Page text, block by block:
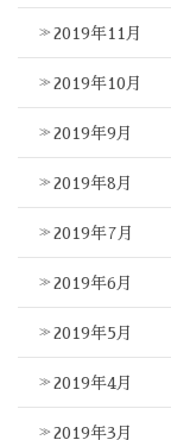
2019年11月
2019年10月
2019年9月
2019年8月
2019年7月
2019年6月
2019年5月
2019年4月
2019年3月